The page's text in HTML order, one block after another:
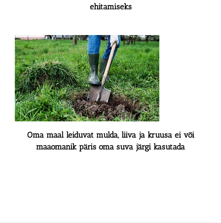
ehitamiseks
Oma maal leiduvat mulda, liiva ja kruusa ei või
maaomanik päris oma suva järgi kasutada